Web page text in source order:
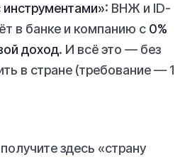
: ВНЖ и ID-
в банке и компанию с 0%
доход. И всё это — без
в стране (требование — 1
здесь «страну